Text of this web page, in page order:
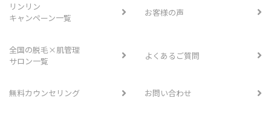
リンリン
キャンペーン一覧
お客様の声
全国の脱毛×肌管理
サロン一覧
よくあるご質問
無料カウンセリング お問い合わせ